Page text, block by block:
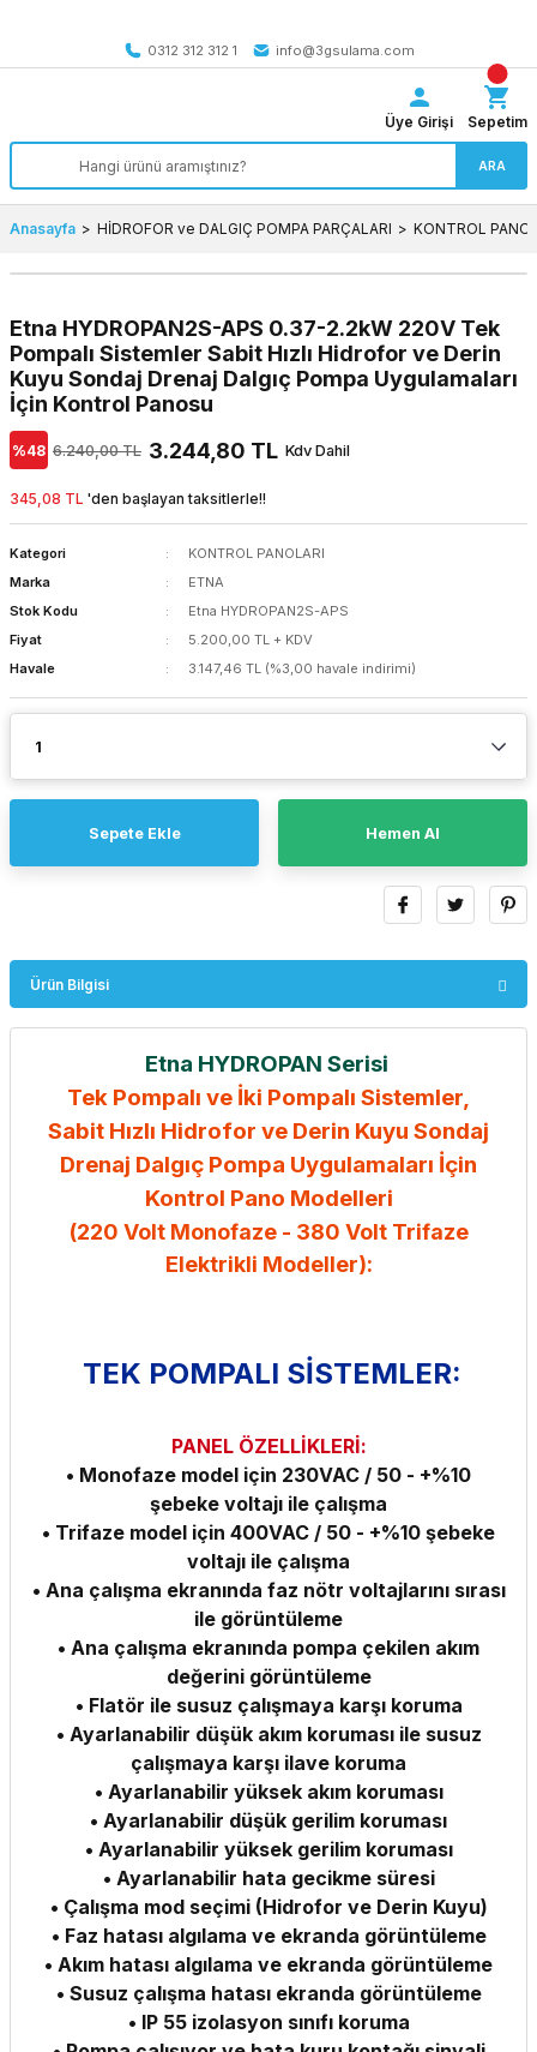
0312 312 312 1
info@3gsulama.com
ARA
Üye Girişi Sepetim
Anasayfa HİDROFOR ve DALGIÇ POMPA PARÇALARI KONTROL
Etna HYDROPAN2S-APS 0.37-2.2kW 220V Tek
Pompalı Sistemler Sabit Hızlı Hidrofor ve Derin
Kuyu Sondaj Drenaj Dalgıç Pompa Uygulamaları
İçin Kontrol Panosu
%48 6.240,00 TL 3.244,80 TL Kdv Dahil
345,08 TL 'den başlayan taksitlerle!!
Kategori
KONTROL PANOLARI
Marka
ETNA
Stok Kodu
Etna HYDROPAN2S-APS
Fiyat
5.200,00 TL + KDV
Havale
3.147,46 TL (%3,00 havale indirimi)
Sepete Ekle Hemen Al
Ürün Bilgisi
Etna HYDROPAN Serisi
Tek Pompalı ve İki Pompalı Sistemler,
Sabit Hızlı Hidrofor ve Derin Kuyu Sondaj
Drenaj Dalgıç Pompa Uygulamaları İçin
Kontrol Pano Modelleri
(220 Volt Monofaze - 380 Volt Trifaze
Elektrikli Modeller):
TEK POMPALI SİSTEMLER:
PANEL ÖZELLİKLERİ:
• Monofaze model için 230VAC / 50 - +%10
şebeke voltajı ile çalışma
• Trifaze model için 400VAC / 50 - +%10 şebeke
voltajı ile çalışma
• Ana çalışma ekranında faz nötr voltajlarını sırası
ile görüntüleme
• Ana çalışma ekranında pompa çekilen akım
değerini görüntüleme
• Flatör ile susuz çalışmaya karşı koruma
• Ayarlanabilir düşük akım koruması ile susuz
çalışmaya karşı ilave koruma
• Ayarlanabilir yüksek akım koruması
• Ayarlanabilir düşük gerilim koruması
• Ayarlanabilir yüksek gerilim koruması
• Ayarlanabilir hata gecikme süresi
• Çalışma mod seçimi (Hidrofor ve Derin Kuyu)
• Faz hatası algılama ve ekranda görüntüleme
• Akım hatası algılama ve ekranda görüntüleme
• Susuz çalışma hatası ekranda görüntüleme
• IP 55 izolasyon sınıfı koruma